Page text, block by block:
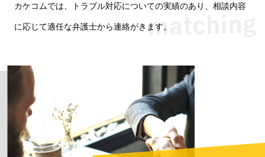
カケコムでは、トラブル対応についての実績のあり、相談内容
に応じて適任な弁護士から連絡がきます。